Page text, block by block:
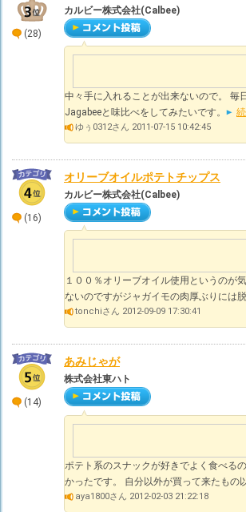
(28)
カルビー株式会社(Calbee)
中々手に入れることが出来ないので。 毎
Jagabeeと味比べをしてみたいです。
ゆぅ0312さん 2011-07-15 10:42:45
(16)
オリーブオイルポテトチップス
カルビー株式会社(Calbee)
１００％オリーブオイル使用というのが
ないのですがジャガイモの肉厚ぶりには
tonchiさん 2012-09-09 17:30:41
(14)
あみじゃが
株式会社東ハト
ポテト系のスナックが好きでよく食べる
かったです。 自分以外が買って来たもの以
aya1800さん 2012-02-03 21:22:18